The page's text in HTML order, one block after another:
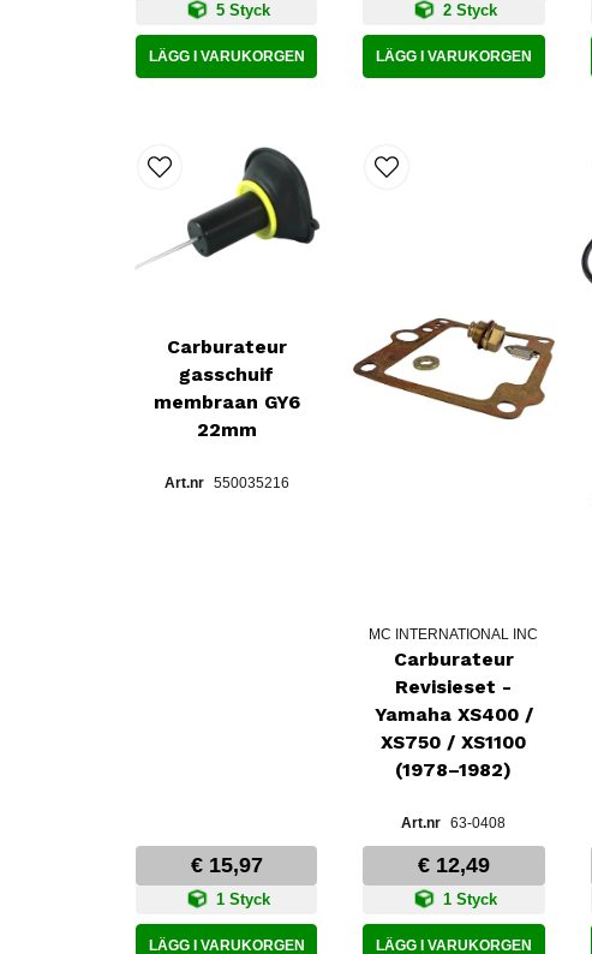
5 Styck
LÄGG I VARUKORGEN
2 Styck
LÄGG I VARUKORGEN
Carburateur
gasschuif
membraan GY6
22mm
550035216
€ 15,97
1 Styck
LÄGG I VARUKORGEN
MC INTERNATIONAL INC
Carburateur
Revisieset -
Yamaha XS400 /
XS750 / XS1100
(1978–1982)
63-0408
€ 12,49
1 Styck
LÄGG I VARUKORGEN